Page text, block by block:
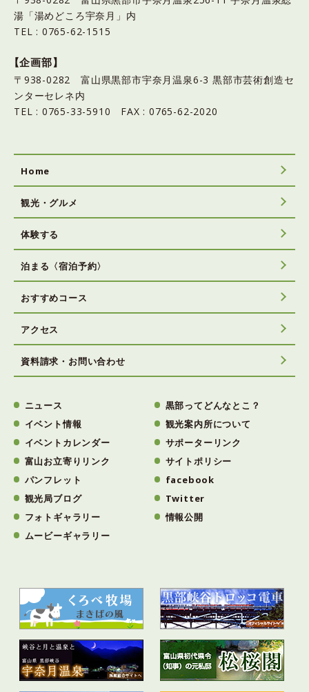
湯「湯めどころ宇奈月」内
TEL : 0765-62-1515
【企画部】
〒938-0282 富山県黒部市宇奈月温泉6-3 黒部市芸術創造セ
ンターセレネ内
TEL : 0765-33-5910 FAX : 0765-62-2020
Home
観光・グルメ
体験する
泊まる〈宿泊予約〉
おすすめコース
アクセス
資料請求・お問い合わせ
ニュース
イベント情報
イベントカレンダー
富山お立寄りリンク
パンフレット
観光局ブログ
フォトギャラリー
ムービーギャラリー
黒部ってどんなとこ？
観光案内所について
サポーターリンク
サイトポリシー
facebook
Twitter
情報公開